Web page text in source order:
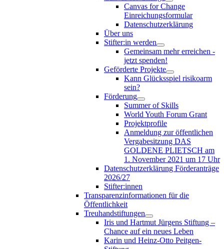
Canvas for Change
Einreichungsformular
Datenschutzerklärung
Über uns
Stifter:in werden
Gemeinsam mehr erreichen -
jetzt spenden!
Geförderte Projekte
Kann Glücksspiel risikoarm
sein?
Förderung
Summer of Skills
World Youth Forum Grant
Projektprofile
Anmeldung zur öffentlichen
Vergabesitzung DAS
GOLDENE PLIETSCH am
1. November 2021 um 17 Uhr
Datenschutzerklärung Förderanträge
2026/27
Stifter:innen
Transparenzinformationen für die
Öffentlichkeit
Treuhandstiftungen
Iris und Hartmut Jürgens Stiftung –
Chance auf ein neues Leben
Karin und Heinz-Otto Peitgen-